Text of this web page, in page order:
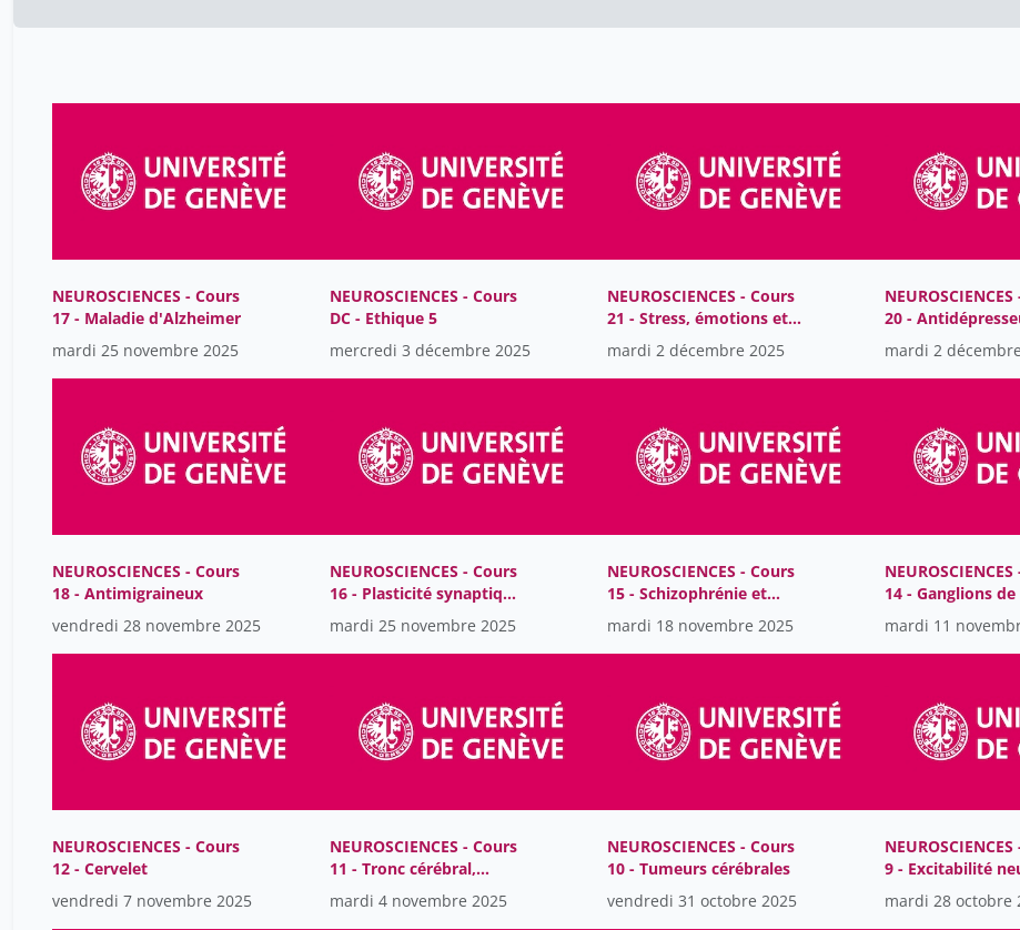
NEUROSCIENCES - Cours
17 - Maladie d'Alzheimer
mardi 25 novembre 2025
NEUROSCIENCES - Cours
DC - Ethique 5
mercredi 3 décembre 2025
NEUROSCIENCES - Cours
21 - Stress, émotions et
trouble de l'humeur
mardi 2 décembre 2025
20 -
stabilisateur de
mardi 2
NEUROSCIENCES - Cours
18 - Antimigraineux
vendredi 28 novembre 2025
NEUROSCIENCES - Cours
16 - Plasticité synaptique
et mémoire
mardi 25 novembre 2025
NEUROSCIENCES - Cours
15 - Schizophrénie et
antipsychotiques
mardi 18 novembre 2025
14 - Ganglions de
pathologies
mardi 11
NEUROSCIENCES - Cours
12 - Cervelet
vendredi 7 novembre 2025
NEUROSCIENCES - Cours
11 - Tronc cérébral,
vigilance et sommeil
mardi 4 novembre 2025
NEUROSCIENCES - Cours
10 - Tumeurs cérébrales
vendredi 31 octobre 2025
9 - Excitabilité
et épilepsie
mardi 28 octobre